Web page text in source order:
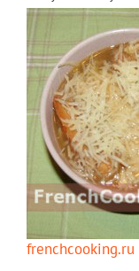
frenchcooking.ru